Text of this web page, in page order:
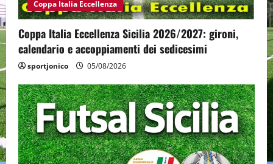
Coppa Italia Eccellenza
Coppa Italia Eccellenza Sicilia 2026/2027: gironi,
calendario e accoppiamenti dei sedicesimi
sportjonico 05/08/2026